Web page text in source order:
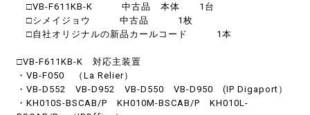
□VB-F611KB-K 中古品 本体 1台
□シメイジョウ 中古品 1枚
□自社オリジナルの新品カールコード 1本
□VB-F611KB-K 対応主装置
・VB-F050 （La Relier）
・VB-D552 VB-D952 VB-D550 VB-D950 (IP Digaport）
・KH010S-BSCAB/P KH010M-BSCAB/P KH010L-